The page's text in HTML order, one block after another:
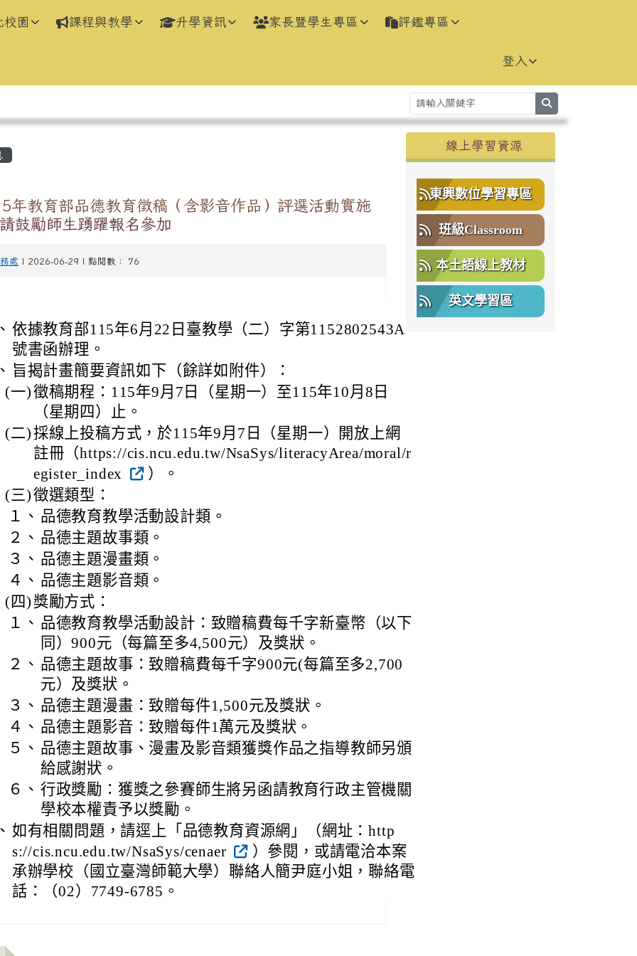
校園 課程與教學 升學資訊 家長暨學生專區 評鑑專區
登入
域
年教育部品德教育徵稿（含影音作品）評選活動實施
鼓勵師生踴躍報名參加
處 | 2026-06-29 | 點閱數： 76
依據教育部115年6月22日臺教學（二）字第1152802543A
號書函辦理。
旨揭計畫簡要資訊如下（餘詳如附件）：
(一)徵稿期程：115年9月7日（星期一）至115年10月8日
（星期四）止。
(二)採線上投稿方式，於115年9月7日（星期一）開放上網
註冊（https://cis.ncu.edu.tw/NsaSys/literacyArea/moral/r
egister_index
）。
(三)徵選類型：
１、 品德教育教學活動設計類。
２、 品德主題故事類。
３、 品德主題漫畫類。
４、 品德主題影音類。
(四) 獎勵方式：
１、 品德教育教學活動設計：致贈稿費每千字新臺幣（以下
同）900元（每篇至多4,500元）及獎狀。
２、 品德主題故事：致贈稿費每千字900元(每篇至多2,700
元）及獎狀。
３、 品德主題漫畫：致贈每件1,500元及獎狀。
４、 品德主題影音：致贈每件1萬元及獎狀。
５、 品德主題故事、漫畫及影音類獲獎作品之指導教師另頒
給感謝狀。
６、 行政獎勵：獲獎之參賽師生將另函請教育行政主管機關
學校本權責予以獎勵。
如有相關問題，請逕上「品德教育資源網」（網址：http
s://cis.ncu.edu.tw/NsaSys/cenaer
）參閱，或請電洽本案
承辦學校（國立臺灣師範大學）聯絡人簡尹庭小姐，聯絡電
話：（02）7749-6785。
右邊區域內容
線上學習資源
東興數位學習專區
班級Classroom
本土語線上教材
英文學習區